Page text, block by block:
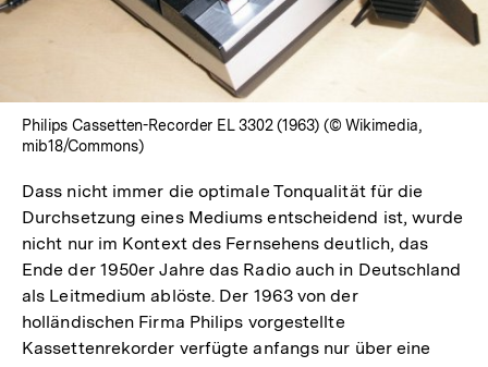
Philips Cassetten-Recorder EL 3302 (1963) (© Wikimedia,
mib18/Commons)
Dass nicht immer die optimale Tonqualität für die
Durchsetzung eines Mediums entscheidend ist, wurde
nicht nur im Kontext des Fernsehens deutlich, das
Ende der 1950er Jahre das Radio auch in Deutschland
als Leitmedium ablöste. Der 1963 von der
holländischen Firma Philips vorgestellte
Kassettenrekorder verfügte anfangs nur über eine